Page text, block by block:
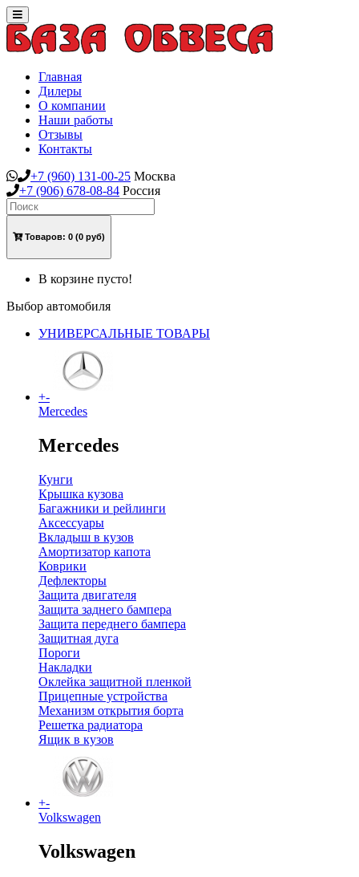
Toggle
navigation
Главная
Дилеры
О компании
Наши работы
Отзывы
Контакты
+7 (960) 131-00-25 Москва
+7 (906) 678-08-84 Россия
Товаров: 0 (0 руб)
В корзине пусто!
Выбор автомобиля
УНИВЕРСАЛЬНЫЕ ТОВАРЫ
+-
Mercedes
Mercedes
Кунги
Крышка кузова
Багажники и рейлинги
Аксессуары
Вкладыш в кузов
Амортизатор капота
Коврики
Дефлекторы
Защита двигателя
Защита заднего бампера
Защита переднего бампера
Защитная дуга
Пороги
Накладки
Оклейка защитной пленкой
Прицепные устройства
Механизм открытия борта
Решетка радиатора
Ящик в кузов
+-
Volkswagen
Volkswagen